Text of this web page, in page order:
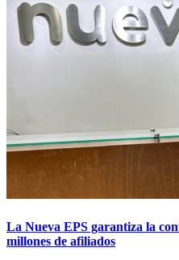
La Nueva EPS garantiza la
millones de afiliados